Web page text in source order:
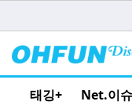
태깅+ Net.이슈